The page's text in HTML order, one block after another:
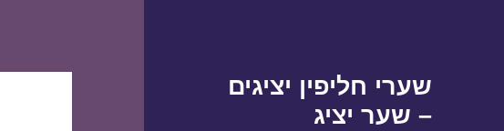
שערי חליפין יציגים
– שער יציג